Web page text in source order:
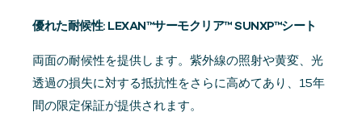
優れた耐候性: LEXAN™サーモクリア™ SUNXP™シート
両面の耐候性を提供します。紫外線の照射や黄変、光
透過の損失に対する抵抗性をさらに高めてあり、15年
間の限定保証が提供されます。